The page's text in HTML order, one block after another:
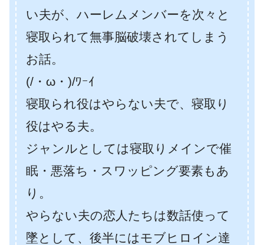
い夫が、ハーレムメンバーを次々と
寝取られて無事脳破壊されてしまう
お話。
(/・ω・)/ﾜｰｲ
寝取られ役はやらない夫で、寝取り
役はやる夫。
ジャンルとしては寝取りメインで催
眠・悪落ち・スワッピング要素もあ
り。
やらない夫の恋人たちは数話使って
墜として、後半にはモブヒロイン達